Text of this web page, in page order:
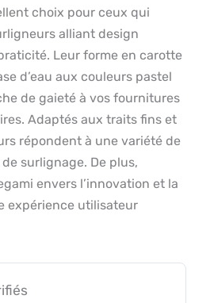
choix pour ceux qui
alliant design
Leur forme en carotte
d’eau aux couleurs pastel
de gaieté à vos fournitures
Adaptés aux traits fins et
répondent à une variété de
surlignage. De plus,
envers l’innovation et la
expérience utilisateur